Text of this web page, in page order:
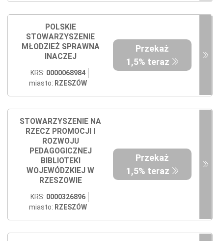
POLSKIE
STOWARZYSZENIE
MŁODZIEŻ SPRAWNA
INACZEJ
KRS: 0000068984
miasto: RZESZÓW
Przekaż
1,5% teraz
STOWARZYSZENIE NA
RZECZ PROMOCJI I
ROZWOJU
PEDAGOGICZNEJ
BIBLIOTEKI
WOJEWÓDZKIEJ W
RZESZOWIE
KRS: 0000326896
miasto: RZESZÓW
Przekaż
1,5% teraz